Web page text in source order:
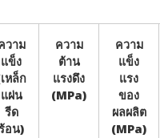
วาม
แข็ง
หล็ก
แผ่น
รีด
อน)
ความ
ต้าน
แรงดึง
(MPa)
ความ
แข็ง
แรง
ของ
ผลผลิต
(MPa)